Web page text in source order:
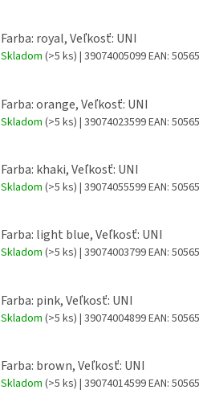
Farba: royal, Veľkosť: UNI
Skladom (>5 ks) | 39074005099EAN:
Farba: orange, Veľkosť: UNI
Skladom (>5 ks) | 39074023599EAN:
Farba: khaki, Veľkosť: UNI
Skladom (>5 ks) | 39074055599EAN:
Farba: light blue, Veľkosť: UNI
Skladom (>5 ks) | 39074003799EAN:
Farba: pink, Veľkosť: UNI
Skladom (>5 ks) | 39074004899EAN:
Farba: brown, Veľkosť: UNI
Skladom (>5 ks) | 39074014599EAN: